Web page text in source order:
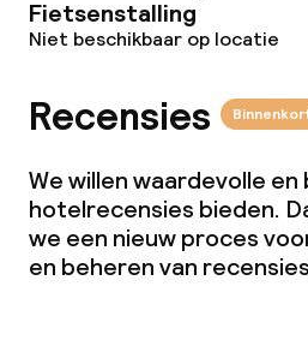
Fietsenstalling
Niet beschikbaar op locatie
Recensies
We willen waardevolle
hotelrecensies bieden.
we een nieuw proces
en beheren van